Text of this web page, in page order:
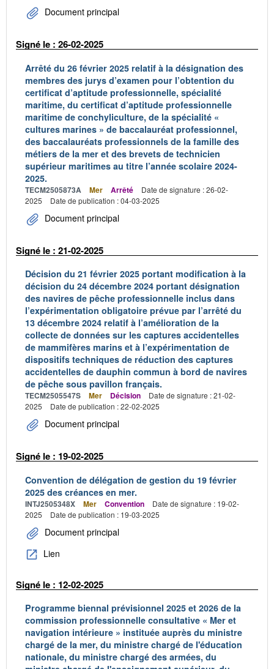
Document principal
Signé le : 26-02-2025
Arrêté du 26 février 2025 relatif à la désignation des
membres des jurys d’examen pour l’obtention du
certificat d’aptitude professionnelle, spécialité
maritime, du certificat d’aptitude professionnelle
maritime de conchyliculture, de la spécialité «
cultures marines » de baccalauréat professionnel,
des baccalauréats professionnels de la famille des
métiers de la mer et des brevets de technicien
supérieur maritimes au titre l’année scolaire 2024-
2025.
TECM2505873A Mer Arrêté
Date de signature : 26-02-
2025
Date de publication : 04-03-2025
Document principal
Signé le : 21-02-2025
Décision du 21 février 2025 portant modification à la
décision du 24 décembre 2024 portant désignation
des navires de pêche professionnelle inclus dans
l’expérimentation obligatoire prévue par l’arrêté du
13 décembre 2024 relatif à l’amélioration de la
collecte de données sur les captures accidentelles
de mammifères marins et à l’expérimentation de
dispositifs techniques de réduction des captures
accidentelles de dauphin commun à bord de navires
de pêche sous pavillon français.
TECM2505547S Mer Décision
Date de signature : 21-02-
2025
Date de publication : 22-02-2025
Document principal
Signé le : 19-02-2025
Convention de délégation de gestion du 19 février
2025 des créances en mer.
INTJ2505348X Mer Convention
Date de signature : 19-02-
2025
Date de publication : 19-03-2025
Document principal
Lien
Signé le : 12-02-2025
Programme biennal prévisionnel 2025 et 2026 de la
commission professionnelle consultative « Mer et
navigation intérieure » instituée auprès du ministre
chargé de la mer, du ministre chargé de l'éducation
nationale, du ministre chargé des armées, du